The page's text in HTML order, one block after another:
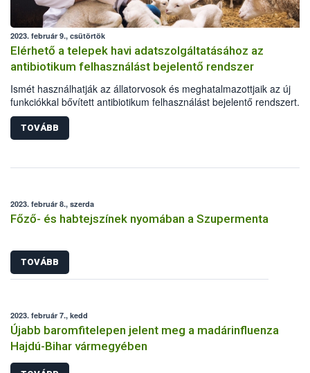
2023. február 9., csütörtök
Elérhető a telepek havi adatszolgáltatásához az
antibiotikum felhasználást bejelentő rendszer
Ismét használhatják az állatorvosok és meghatalmazottjaik az új
funkciókkal bővített antibiotikum felhasználást bejelentő rendszert.
antibiotikum-hatóanyagú állatgyógyászati készítmények
hamarosan, a fejlesztés második ütemének lezárásakor tölthetik
éves jelentésüket.
TOVÁBB
2023. február 8., szerda
Főző- és habtejszínek nyomában a Szupermenta
TOVÁBB
2023. február 7., kedd
Újabb baromfitelepen jelent meg a madárinfluenza
Hajdú-Bihar vármegyében